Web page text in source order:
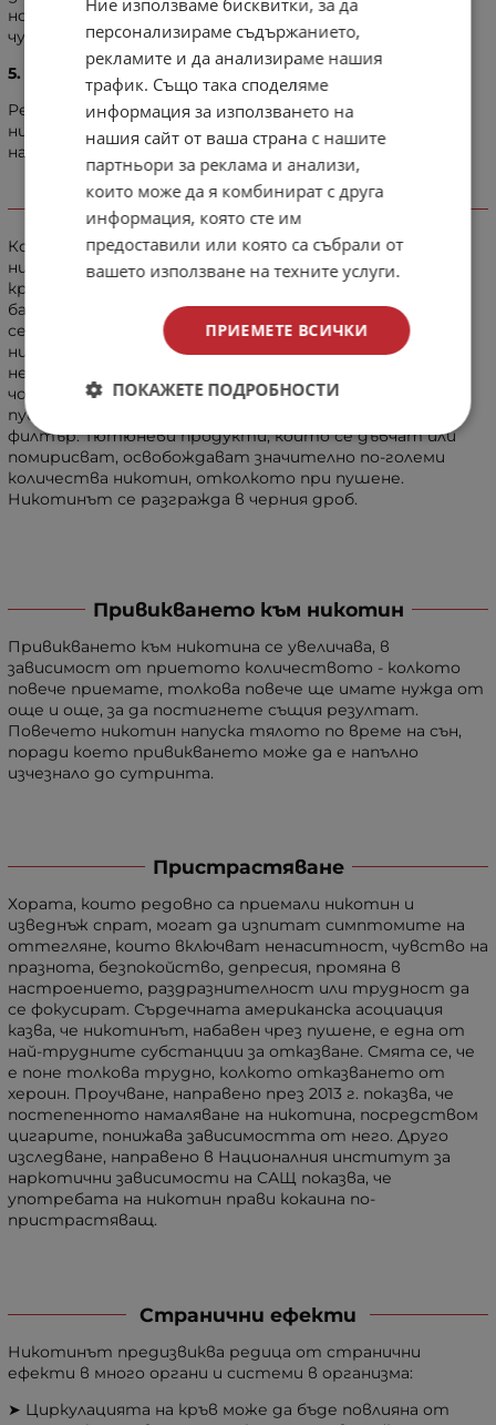
норепинефрин. Норепинефринът също увеличава
чувството за възбуждане и събуждане.
5. Редуциране на чувството за безспокойство
Резултатът от прием на никотин е намаляване
нивата на бета-ендорфин, което респективно
намалява чувството на безпокойство.
Как тялото обработва никотина?
Когато се вдишва дима от тютюнева цигара,
никотинът навлиза изключително бързо в
кръвоносната система, пресича кръвно-мозъчната
бариера и достига до мозъка в интервал от 8 до 20
секунди. До приблизително два часа, след като
никотинът е навлязъл в организма, половината от
него вече го няма. Колко никотин може да навлезе в
човешкото тяло зависи от типа тютюн, дали
пушачът вдишва дима и дали се използва някакъв
филтър. Тютюневи продукти, които се дъвчат или
помирисват, освобождават значително по-големи
количества никотин, отколкото при пушене.
Никотинът се разгражда в черния дроб.
Привикването към никотин
Привикването към никотина се увеличава, в
зависимост от приетото количеството - колкото
повече приемате, толкова повече ще имате нужда от
още и още, за да постигнете същия резултат.
Повечето никотин напуска тялото по време на сън,
поради което привикването може да е напълно
изчезнало до сутринта.
Пристрастяване
Хората, които редовно са приемали никотин и
изведнъж спрат, могат да изпитат симптомите на
оттегляне, които включват ненаситност, чувство на
празнота, безпокойство, депресия, промяна в
настроението, раздразнителност или трудност да
се фокусират. Сърдечната американска асоциация
казва, че никотинът, набавен чрез пушене, е една от
най-трудните субстанции за отказване. Смята се, че
е поне толкова трудно, колкото отказването от
хероин. Проучване, направено през 2013 г. показва, че
постепенното намаляване на никотина, посредством
цигарите, понижава зависимостта от него. Друго
изследване, направено в Националния институт за
наркотични зависимости на САЩ показва, че
употребата на никотин прави кокаина по-
пристрастяващ.
Странични ефекти
Никотинът предизвиква редица от странични
ефекти в много органи и системи в организма:
➤ Циркулацията на кръв може да бъде повлияна от
персонализираме съдържанието,
рекламите и да анализираме нашия
трафик. Също така споделяме
информация за използването на
нашия сайт от ваша страна с нашите
партньори за реклама и анализи,
които може да я комбинират с друга
информация, която сте им
предоставили или която са събрали от
вашето използване на техните услуги.
ПРИЕМЕТЕ ВСИЧКИ
ПОКАЖЕТЕ ПОДРОБНОСТИ